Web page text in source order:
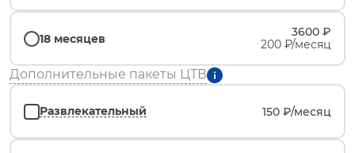
18 месяцев
3600 ₽
200 ₽/месяц
Дополнительные пакеты ЦТВ
Развлекательный 150 ₽/месяц